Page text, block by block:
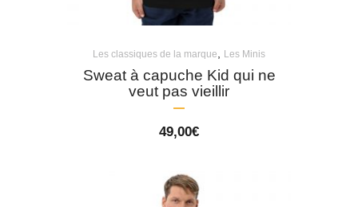
Les classiques de la marque Les Minis
Sweat à capuche Kid qui ne
veut pas vieillir
49,00€